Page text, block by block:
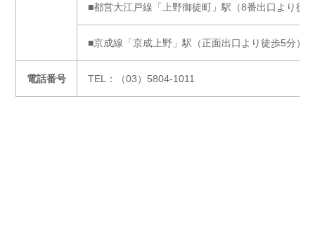
■都営大江戸線「上野御徒町」駅（8番出口より徒
■京成線「京成上野」駅（正面出口より徒歩5分）
電話番号 TEL：（03）5804-1011